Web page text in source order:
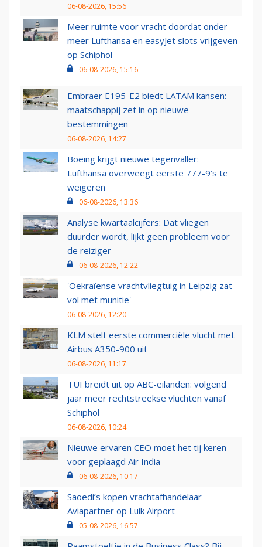
06-08-2026, 15:56
Meer ruimte voor vracht doordat onder
meer Lufthansa en easyJet slots vrijgeven
op Schiphol
06-08-2026, 15:16
Embraer E195-E2 biedt LATAM kansen:
maatschappij zet in op nieuwe
bestemmingen
06-08-2026, 14:27
Boeing krijgt nieuwe tegenvaller:
Lufthansa overweegt eerste 777-9’s te
weigeren
06-08-2026, 13:36
Analyse kwartaalcijfers: Dat vliegen
duurder wordt, lijkt geen probleem voor
de reiziger
06-08-2026, 12:22
'Oekraïense vrachtvliegtuig in Leipzig zat
vol met munitie'
06-08-2026, 12:20
KLM stelt eerste commerciële vlucht met
Airbus A350-900 uit
06-08-2026, 11:17
TUI breidt uit op ABC-eilanden: volgend
jaar meer rechtstreekse vluchten vanaf
Schiphol
06-08-2026, 10:24
Nieuwe ervaren CEO moet het tij keren
voor geplaagd Air India
06-08-2026, 10:17
Saoedi’s kopen vrachtafhandelaar
Aviapartner op Luik Airport
05-08-2026, 16:57